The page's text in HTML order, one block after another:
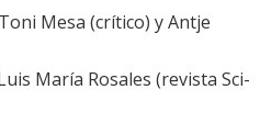
Mesa (crítico) y Antje
María Rosales (revista Sci-